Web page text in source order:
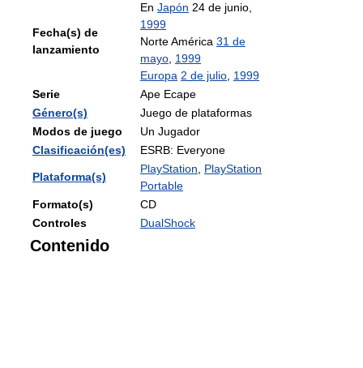
Fecha(s) de
lanzamiento
En Japón 24 de junio,
1999
Norte América 31 de
mayo 1999
Europa 2 de julio 1999
Serie
Ape Ecape
Género(s)
Juego de plataformas
Modos de juego
Un Jugador
Clasificación(es)
ESRB: Everyone
Plataforma(s)
PlayStation
PlayStation
Portable
Formato(s)
CD
Controles
DualShock
Contenido